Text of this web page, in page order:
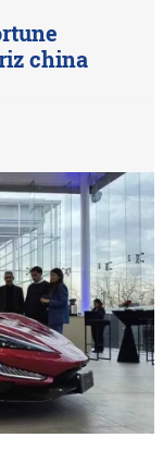
china